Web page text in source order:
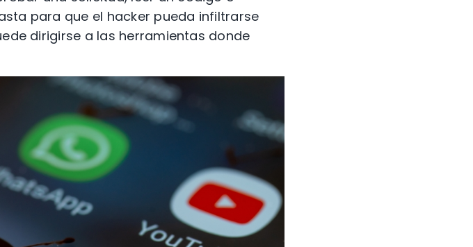
para que el hacker pueda infiltrarse
dirigirse a las herramientas donde